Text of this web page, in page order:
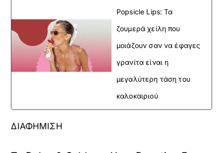
Popsicle Lips: Τα
ζουμερά χείλη που
μοιάζουν σαν να έφαγες
γρανίτα είναι η
μεγαλύτερη τάση του
καλοκαιριού
ΔΙΑΦΗΜΙΣΗ